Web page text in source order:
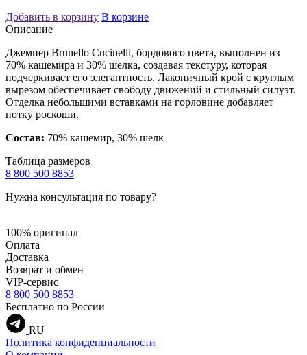
Добавить в корзину В корзине
Описание
Джемпер Brunello Cucinelli, бордового цвета, выполнен из
70% кашемира и 30% шелка, создавая текстуру, которая
подчеркивает его элегантность. Лаконичный крой с круглым
вырезом обеспечивает свободу движений и стильный силуэт.
Отделка небольшими вставками на горловине добавляет
нотку роскоши.
Состав: 70% кашемир, 30% шелк
Таблица размеров
8 800 500 8853
Нужна консультация по товару?
100% оригинал
Оплата
Доставка
Возврат и обмен
VIP-сервис
8 800 500 8853
Бесплатно по России
RU
Политика конфиденциальности